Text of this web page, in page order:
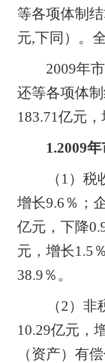
等各项体制
元,下同）。
2009年
还等各项体
183.71亿元，
1.2009年
（ 1 ）税
增长9.6 ％；
亿元，下降
元，增长1.5
38.9 ％。
（2）非
10.29亿元，
（资产）有